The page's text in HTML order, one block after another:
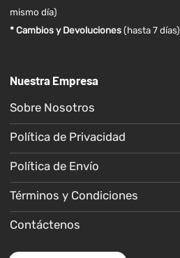
mismo día)
* Cambios y Devoluciones (hasta 7 días)
Nuestra Empresa
Sobre Nosotros
Política de Privacidad
Política de Envío
Términos y Condiciones
Contáctenos